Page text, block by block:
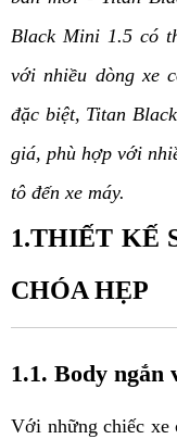
Black Mini 1.5 có
với nhiều dòng xe
đặc biệt, Titan
giá, phù hợp với
tô đến xe máy.
1.THIẾT KẾ
CHÓA HẸP
1.1. Body ngắn
Với những chiếc xe